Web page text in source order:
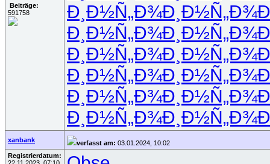
Beiträge:
591758
Ð¸Ð½Ñ„Ð¾Ð¸Ð½Ñ„Ð¾
Ð¸Ð½Ñ„Ð¾Ð¸Ð½Ñ„Ð¾
Ð¸Ð½Ñ„Ð¾Ð¸Ð½Ñ„Ð¾
Ð¸Ð½Ñ„Ð¾Ð¸Ð½Ñ„Ð¾
Ð¸Ð½Ñ„Ð¾Ð¸Ð½Ñ„Ð¾
Ð¸Ð½Ñ„Ð¾Ð¸Ð½Ñ„Ð¾
xanbank verfasst am: 03.01.2024, 10:02
Registrierdatum: